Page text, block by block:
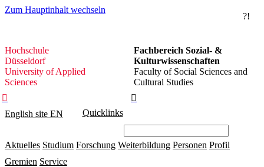
Zum Hauptinhalt wechseln
?!
Hochschule
Düsseldorf
Hochschule
Düsseldorf
University of Applied
Sciences
Fachbereich Sozial- &
Kulturwissenschaften
Faculty of Social Sciences and
Cultural Studies


English site EN Quicklinks
Aktuelles Studium Forschung Weiterbildung Personen Profil
Gremien Service